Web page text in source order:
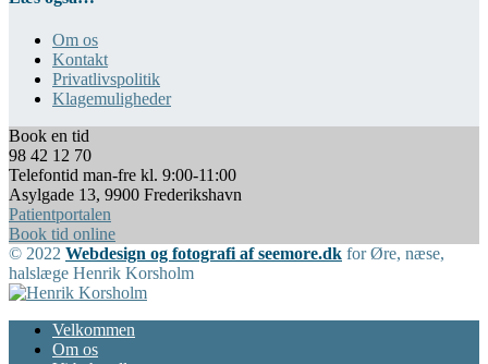
Om os
Kontakt
Privatlivspolitik
Klagemuligheder
Book en tid
98 42 12 70
Telefontid man-fre kl. 9:00-11:00
Asylgade 13, 9900 Frederikshavn
Patientportalen
Book tid online
© 2022 Webdesign og fotografi af seemore.dk for Øre, næse,
halslæge Henrik Korsholm
Velkommen
Om os